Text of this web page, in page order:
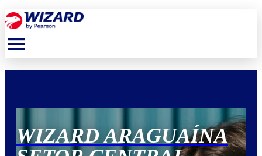
menu
WIZARD ARAGUAÍNA